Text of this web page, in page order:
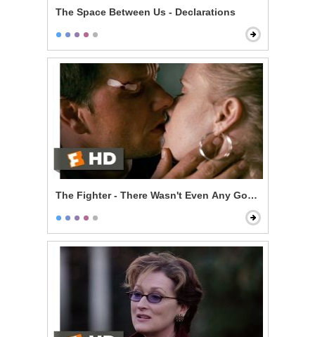
The Space Between Us - Declarations
The Fighter - There Wasn't Even Any Good Sex in It